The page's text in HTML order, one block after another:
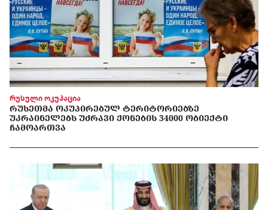
რუსული ოკუპაცია
ᲠᲣᲡᲔᲗᲛᲐ ᲝᲙᲣᲞᲘᲠᲔᲑᲣᲚ ᲢᲔᲠᲘᲢᲝᲠᲘᲔᲑᲖᲔ
ᲣᲙᲠᲐᲘᲜᲔᲚᲔᲑᲡ ᲣᲫᲠᲐᲕᲘ ᲥᲝᲜᲔᲑᲘᲡ 34000 ᲝᲑᲘᲔᲥᲢᲘ
ᲩᲐᲛᲝᲐᲠᲗᲕᲐ